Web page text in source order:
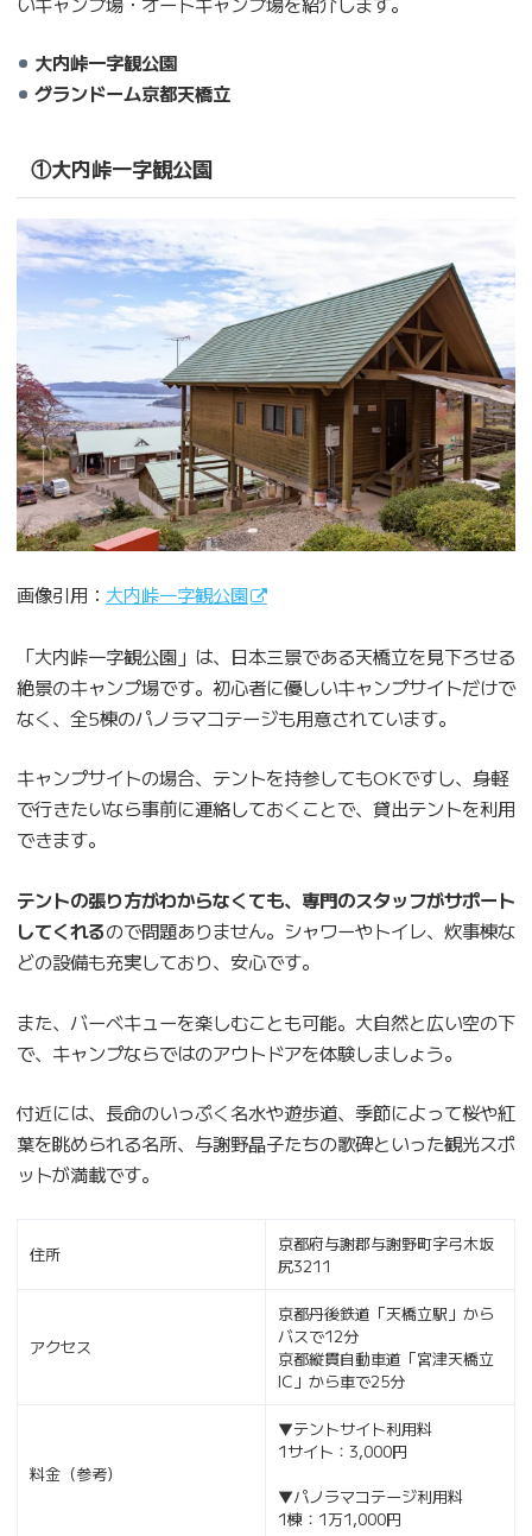
大内峠一字観公園
グランドーム京都天橋立
①大内峠一字観公園
画像引用： 大内峠一字観公園
「大内峠一字観公園」は、日本三景である天橋立を見下ろせる
絶景のキャンプ場です。初心者に優しいキャンプサイトだけで
なく、全5棟のパノラマコテージも用意されています。
キャンプサイトの場合、テントを持参してもOKですし、身軽
で行きたいなら事前に連絡しておくことで、貸出テントを利用
できます。
テントの張り方がわからなくても、専門のスタッフがサポート
してくれるので問題ありません。シャワーやトイレ、炊事棟な
どの設備も充実しており、安心です。
また、バーベキューを楽しむことも可能。大自然と広い空の下
で、キャンプならではのアウトドアを体験しましょう。
付近には、長命のいっぷく名水や遊歩道、季節によって桜や紅
葉を眺められる名所、与謝野晶子たちの歌碑といった観光スポ
ットが満載です。
住所
京都府与謝郡与謝野町字弓木坂
尻3211
アクセス
京都丹後鉄道「天橋立駅」から
バスで12分
京都縦貫自動車道「宮津天橋立
IC」から車で25分
料金（参考）
▼テントサイト利用料
1サイト：3,000円
▼パノラマコテージ利用料
1棟：1万1,000円